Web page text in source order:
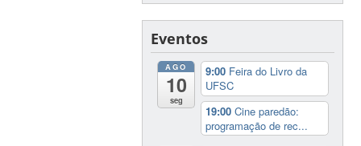
Eventos
AGO
10
seg
9:00 Feira do Livro da
UFSC
19:00Cine paredão:
programação de rec...